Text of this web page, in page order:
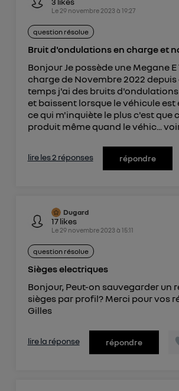
Le 29 novembre 2023 à 19:27
question résolue
Bruit d'ondulations en charge et
Bonjour Je possède une Megane
charge de Novembre 2022 depuis
temps j'ai des bruits
et baissent lorsque le véhicule est
ce qui m'inquiète le plus c'est que
produit même quand le véhic...
lire les 2 réponses répondre
Dugard
17likes
Le 29 novembre 2023 à 15:11
question résolue
Sièges electriques
Bonjour, Peut-on sauvegarder un
sièges par profil? Merci pour vos
Gilles
lire la réponse répondre